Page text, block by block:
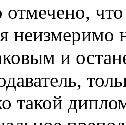
что
и
такой